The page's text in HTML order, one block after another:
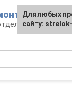
работы и
Для любых
сайту:
Для любых
сайту: